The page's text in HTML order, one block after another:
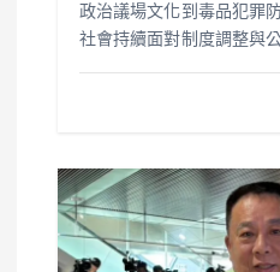
政治議場文化到毒品犯罪
社會持續面對制度調整與